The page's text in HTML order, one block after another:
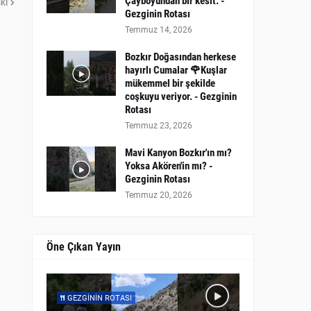
Gezginin Rotası
Temmuz 14, 2026
Bozkır Doğasından herkese
hayırlı Cumalar 🌹Kuşlar
mükemmel bir şekilde
coşkuyu veriyor. - Gezginin
Rotası
Temmuz 23, 2026
Mavi Kanyon Bozkır'ın mı?
Yoksa Akören'in mı? -
Gezginin Rotası
Temmuz 20, 2026
Öne Çıkan Yayın
GEZGININ ROTASI